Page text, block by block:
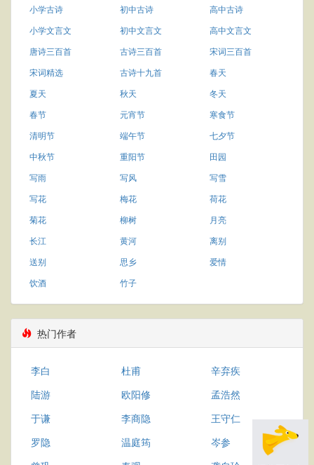
小学古诗
初中古诗
高中古诗
小学文言文
初中文言文
高中文言文
唐诗三百首
古诗三百首
宋词三百首
宋词精选
古诗十九首
春天
夏天
秋天
冬天
春节
元宵节
寒食节
清明节
端午节
七夕节
中秋节
重阳节
田园
写雨
写风
写雪
写花
梅花
荷花
菊花
柳树
月亮
长江
黄河
离别
送别
思乡
爱情
饮酒
竹子
热门作者
李白 杜甫
辛弃疾
陆游
欧阳修
孟浩然
于谦
李商隐
王守仁
罗隐
温庭筠
岑参